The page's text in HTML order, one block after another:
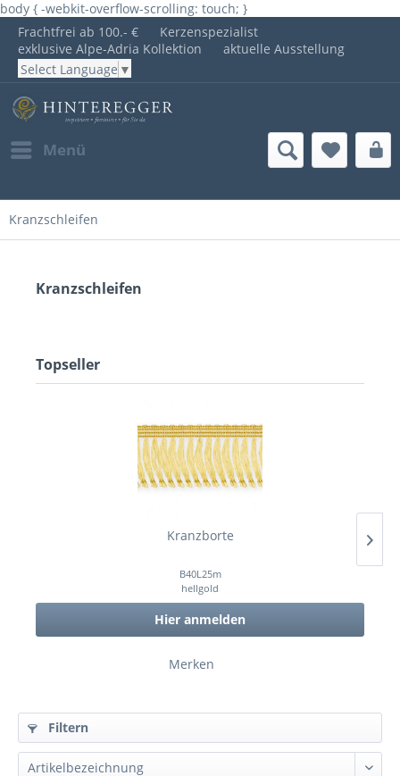
body { -webkit-overflow-scrolling: touch; }
Frachtfrei ab 100.- €
Kerzenspezialist
exklusive Alpe-Adria Kollektion
aktuelle Ausstellung
Select Language ▼
Menü
Kranzschleifen
Kranzschleifen
Topseller
Kranzborte
B40L25m
hellgold
Hier anmelden
Merken
Filtern